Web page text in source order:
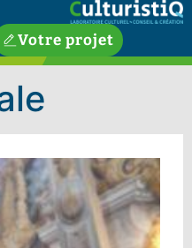
Votre projet